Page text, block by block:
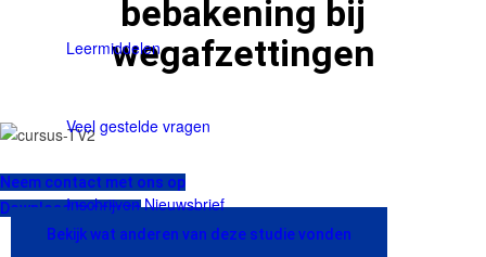
Leermiddelen
Veel gestelde vragen
Inschrijven Nieuwsbrief
bebakening bij
wegafzettingen
Neem contact met ons op
Download brochure
Bekijk wat anderen van deze studie vonden